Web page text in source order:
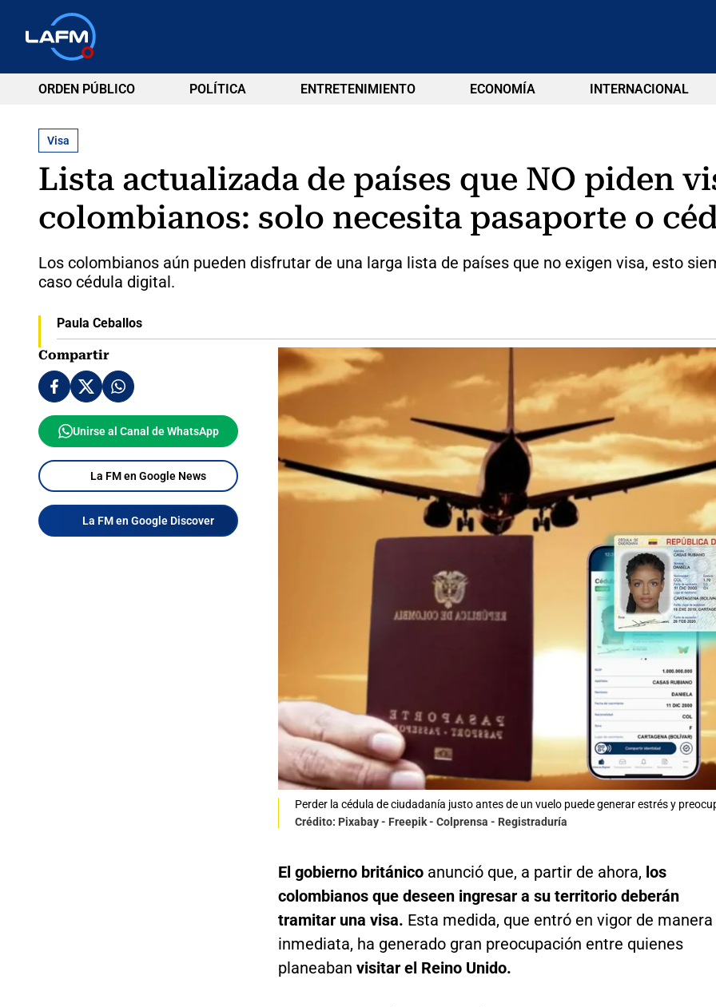
ORDEN PÚBLICO POLÍTICA ENTRETENIMIENTO ECONOMÍA INTERNACIONAL
Visa
Lista actualizada de países que NO piden
colombianos: solo necesita pasaporte o
Los colombianos aún pueden disfrutar de una larga lista de países que no exigen visa, esto
caso cédula digital.
Paula Ceballos
Compartir
Unirse al Canal de WhatsApp
La FM en Google News
La FM en Google Discover
Perder la cédula de ciudadanía justo antes de un vuelo puede generar estrés y
Crédito: Pixabay - Freepik - Colprensa - Registraduría
El gobierno británicoanunció que, a partir de ahora, los
colombianos que deseen ingresar a su territorio deberán
tramitar una visa. Esta medida, que entró en vigor de manera
inmediata, ha generado gran preocupación entre quienes
planeaban visitar el Reino Unido.